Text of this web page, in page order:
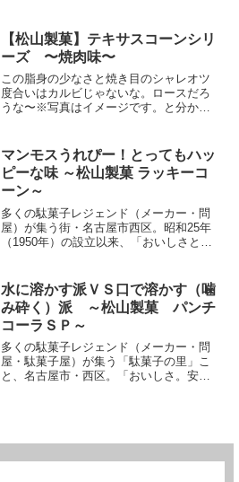
がコンセプト。激ウマなテキサス・コー
ンシリーズでお馴染み、松...
【松山製菓】テキサスコーンシリ
ーズ 〜焼肉味〜
この脂身の少なさと焼き目のシャレオツ
度合いはカルビじゃないな。ロースだろ
うな〜※写真はイメージです。と分かっ
肉・肉！仲間の、もしくは自分自身の肉
やで〜って言っても仕方がな...
マンモスうれぴー！とってもハッ
ピーな味 ～松山製菓 ラッキーコ
ーン～
多くの駄菓子レジェンド（メーカー・問
屋）が集う街・名古屋市西区。昭和25年
（1950年）の設立以来、「おいしさと、
ーン・シリーズでおなじみの松山製菓
（株）もその一翼を担...
水に溶かす派ＶＳ口で溶かす（噛
み砕く）派 ～松山製菓 パンチ
コーラＳＰ～
多くの駄菓子レジェンド（メーカー・問
屋・駄菓子屋）が集う「駄菓子の里」こ
と、名古屋市・西区。「おいしさ。安